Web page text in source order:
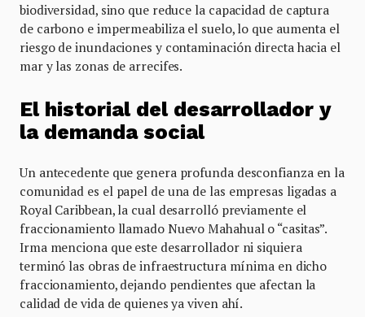
biodiversidad, sino que reduce la capacidad de captura
de carbono e impermeabiliza el suelo, lo que aumenta el
riesgo de inundaciones y contaminación directa hacia el
mar y las zonas de arrecifes.
El historial del desarrollador y
la demanda social
Un antecedente que genera profunda desconfianza en la
comunidad es el papel de una de las empresas ligadas a
Royal Caribbean, la cual desarrolló previamente el
fraccionamiento llamado Nuevo Mahahual o “casitas”.
Irma menciona que este desarrollador ni siquiera
terminó las obras de infraestructura mínima en dicho
fraccionamiento, dejando pendientes que afectan la
calidad de vida de quienes ya viven ahí.